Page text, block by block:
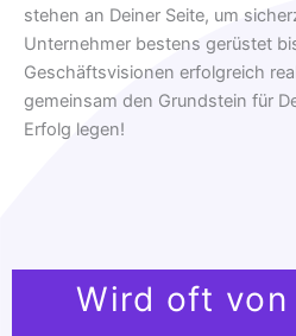
stehen an Deiner Seite, um
Unternehmer bestens gerüstet
Geschäftsvisionen erfolgreich
gemeinsam den Grundstein für
Erfolg legen!
Wird oft von